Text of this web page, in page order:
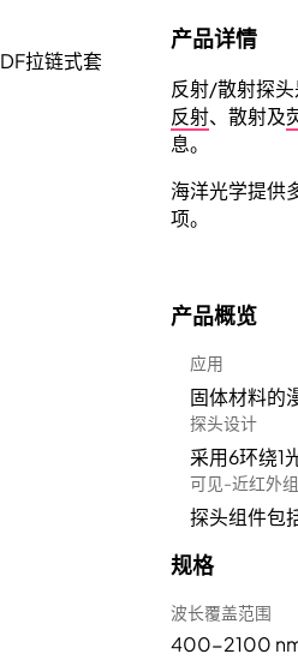
拉链式套
产品详情
反射/散射探头
反射、散射及
息。
海洋光学提供
项。
产品概览
应用
固体材料的
探头设计
采用6环绕1
可见-近红外
探头组件包
规格
波长覆盖范围
400-2100